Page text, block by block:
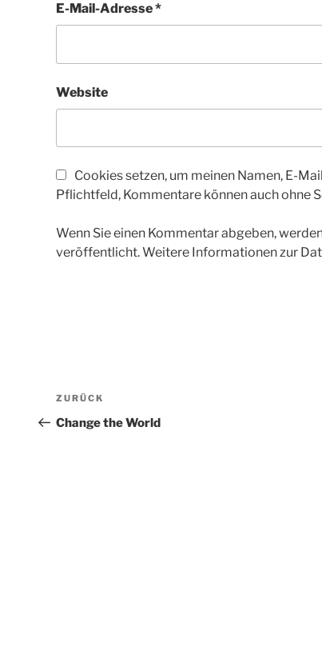
E-Mail-Adresse*
Website
Cookies setzen, um meinen Namen, E-
Pflichtfeld, Kommentare können auch ohne
Wenn Sie einen Kommentar abgeben,
veröffentlicht. Weitere Informationen zur
Beitragsnavigation
Vorheriger
Beitrag
ZURÜCK
Change the World